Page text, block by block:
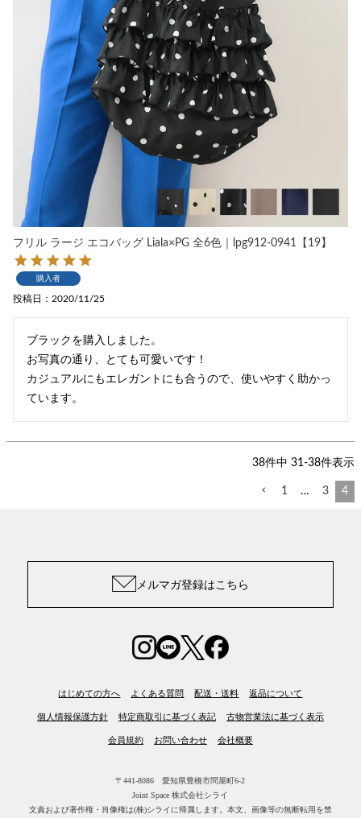
フリル ラージ エコバッグ Liala×PG 全6色｜lpg912-0941【19】
購入者
投稿日 2020/11/25
ブラックを購入しました。
お写真の通り、とても可愛いです！
カジュアルにもエレガントにも合うので、使いやすく助かっ
ています。
38件中 31-38件表示
1 … 3 4
メルマガ登録はこちら
はじめての方へ よくある質問 配送・送料 返品について
個人情報保護方針 特定商取引に基づく表記 古物営業法に基づく表示
会員規約 お問い合わせ 会社概要
〒441-8086 愛知県豊橋市問屋町6-2
Joint Space 株式会社シライ
文責および著作権・肖像権は(株)シライに帰属します。 本文、画像等の無断転用を禁